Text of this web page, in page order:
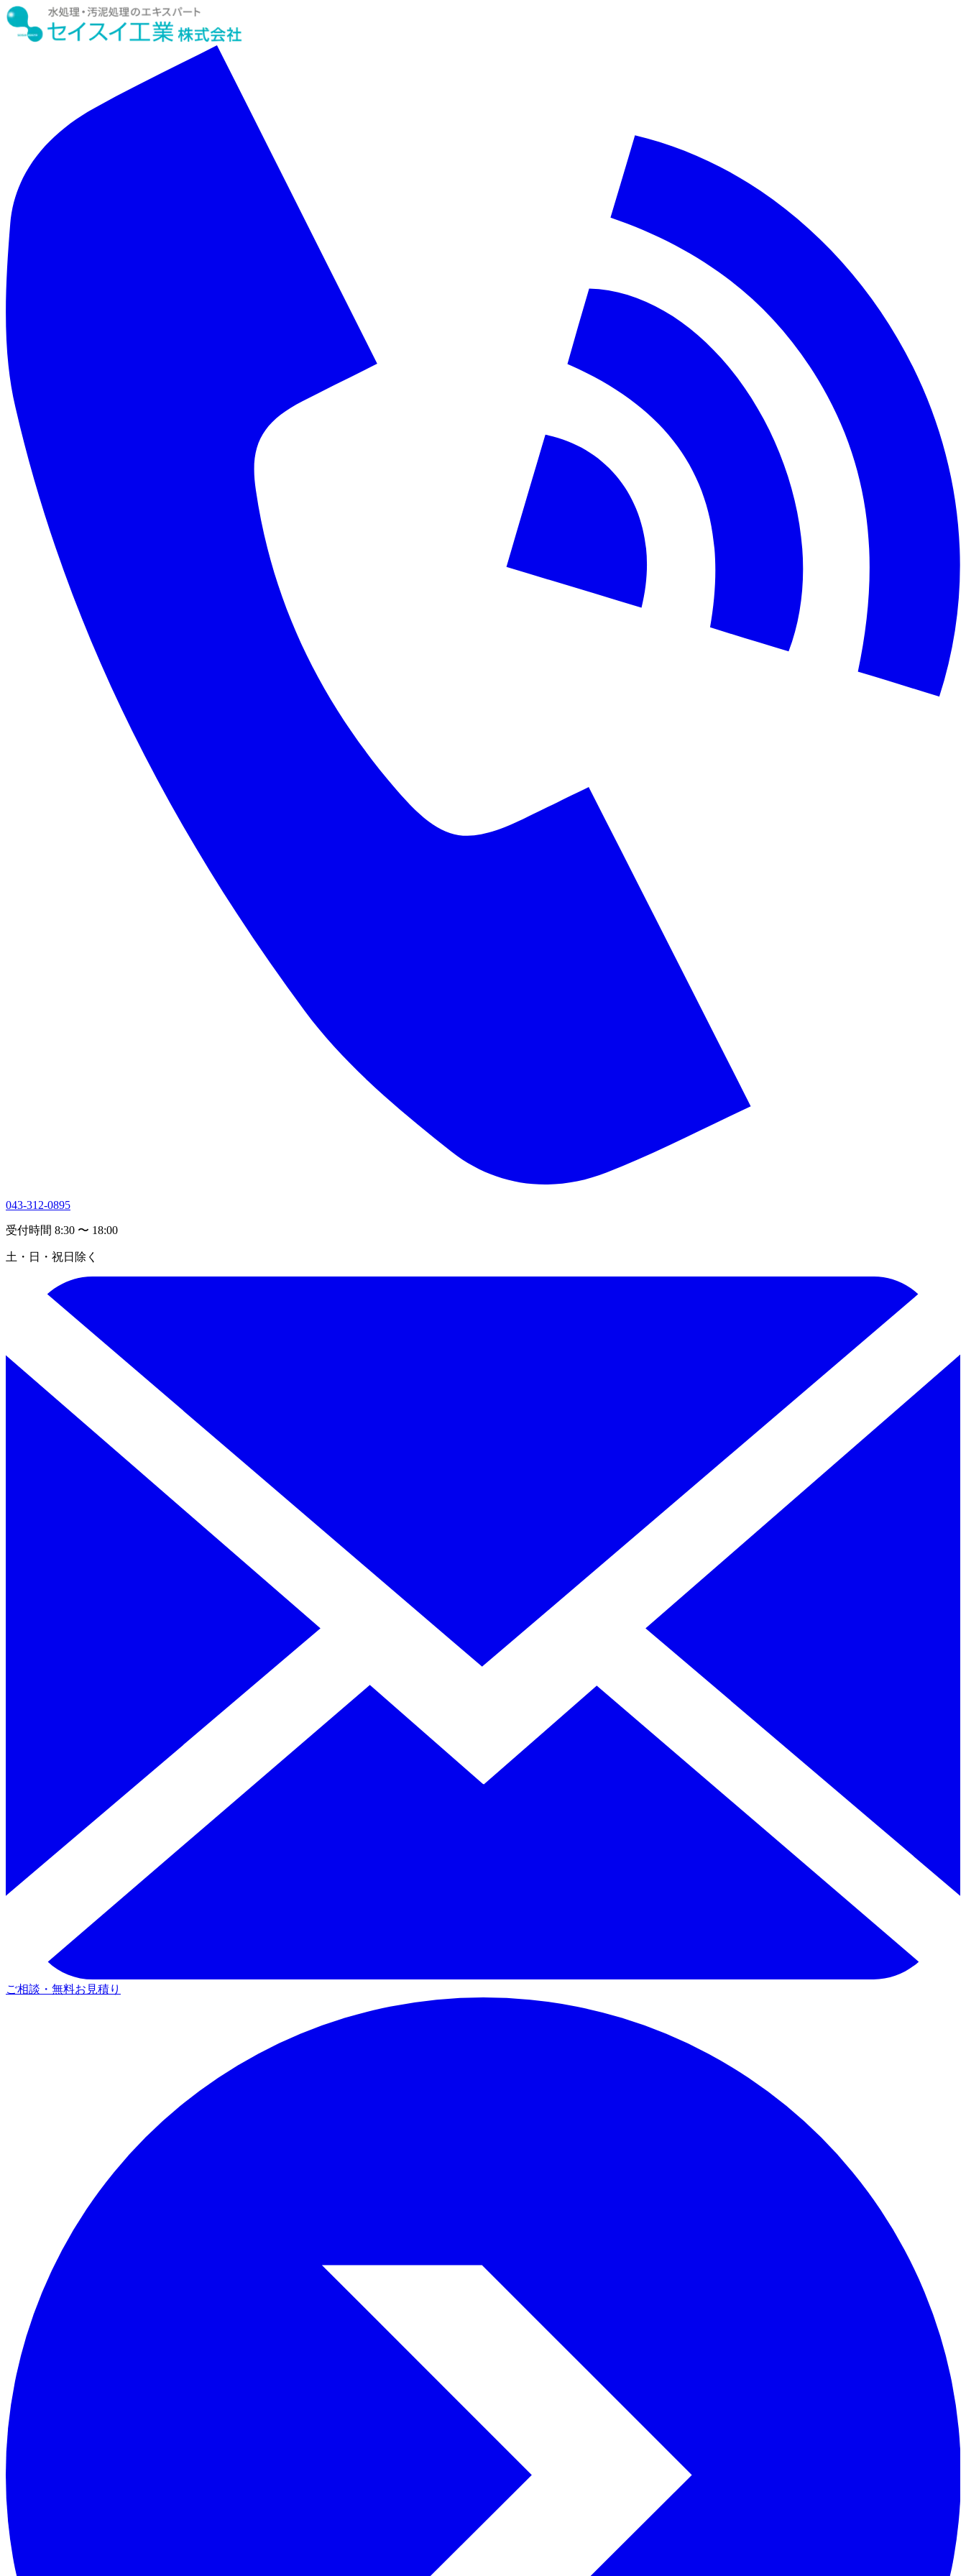
043-312-0895
受付時間 8:30 〜 18:00
土・日・祝日除く
ご相談・無料お見積り